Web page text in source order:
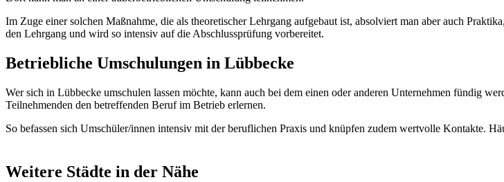
Im Zuge einer solchen Maßnahme, die als theoretischer Lehrgang aufgebaut ist, absolviert man aber auch
den Lehrgang und wird so intensiv auf die Abschlussprüfung vorbereitet.
Betriebliche Umschulungen in Lübbecke
Wer sich in Lübbecke umschulen lassen möchte, kann auch bei dem einen oder anderen Unternehmen fündig
Teilnehmenden den betreffenden Beruf im Betrieb erlernen.
So befassen sich Umschüler/innen intensiv mit der beruflichen Praxis und knüpfen zudem wertvolle Kontakte.
Weitere Städte in der Nähe